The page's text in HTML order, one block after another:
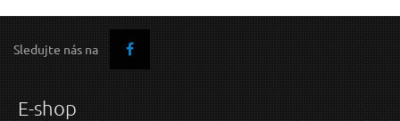
Sledujte nás na
E-shop